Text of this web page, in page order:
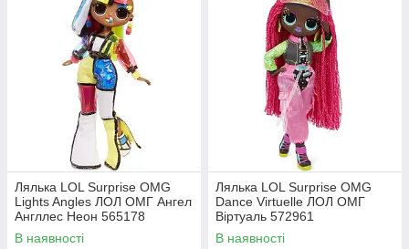
Лялька LOL Surprise OMG
Lights Angles ЛОЛ ОМГ Ангел
Англлес Неон 565178
В наявності
Лялька LOL Surprise OMG
Dance Virtuelle ЛОЛ ОМГ
Віртуаль 572961
В наявності